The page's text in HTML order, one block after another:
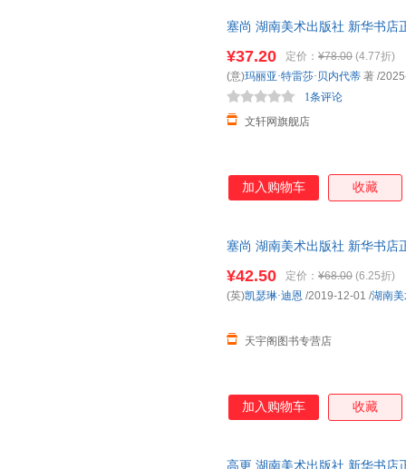
塞尚 湖南美术出版社 新华书店
¥37.20 定价： ¥78.00 (4.77折)
文轩网旗舰店
1条评论
(意)玛丽亚·特雷莎·贝内代蒂 著 /
加入购物车 收藏
塞尚 湖南美术出版社 新华书店
¥42.50 定价： ¥68.00 (6.25折)
天宇阁图书专营店
(英)凯瑟琳·迪恩 /2019-12-01 /湖南
加入购物车 收藏
高更 湖南美术出版社 新华书店